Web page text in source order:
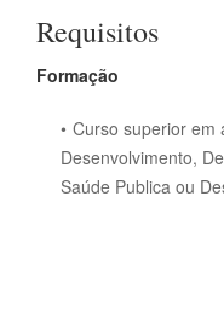
Requisitos
Formação
Curso superior em
Desenvolvimento,
Saúde Publica ou